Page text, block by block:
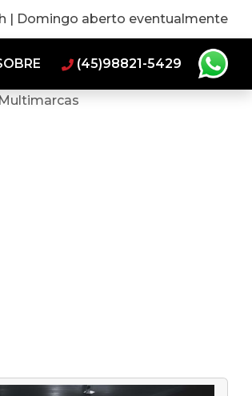
| Domingo aberto eventualmente
(45)98821-5429